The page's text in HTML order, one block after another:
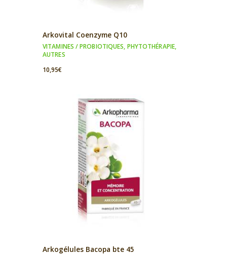
Arkovital Coenzyme Q10
VITAMINES / PROBIOTIQUES, PHYTOTHÉRAPIE,
AUTRES
10,95€
Arkogélules Bacopa bte 45